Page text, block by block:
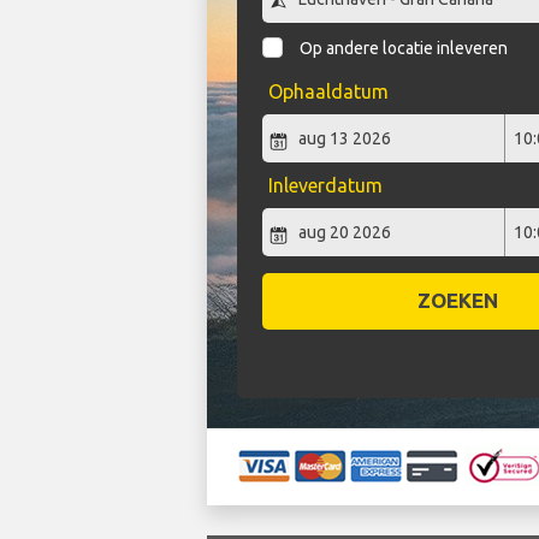
Op andere locatie inleveren
Ophaaldatum
Inleverdatum
ZOEKEN